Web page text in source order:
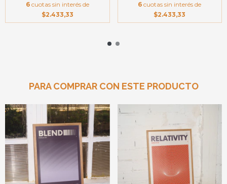
6 cuotas sin interés de
$2.433,33
6 cuotas sin interés de
$2.433,33
PARA COMPRAR CON ESTE PRODUCTO